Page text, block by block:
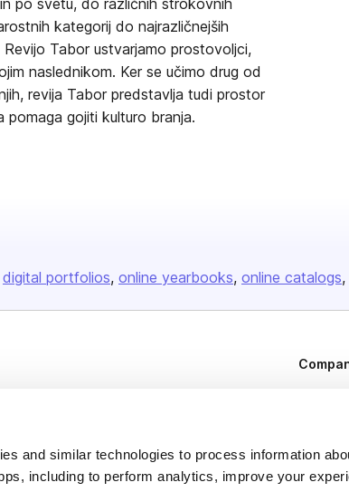
and similar technologies to process information
including to perform analytics, improve your
po svetu, do različnih strokovnih
kategorij do najrazličnejših
Tabor ustvarjamo prostovoljci,
naslednikom. Ker se učimo drug od
revija Tabor predstavlja tudi prostor
gojiti kulturo branja.
digital portfolios online yearbooks online catalogs
Plans &
Press